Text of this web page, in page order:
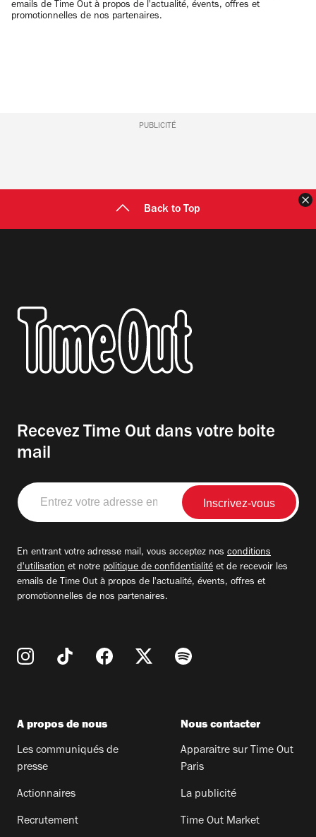
emails de Time Out à propos de l'actualité, évents, offres et
promotionnelles de nos partenaires.
PUBLICITÉ
Back to Top
Recevez Time Out dans votre boite
mail
Entrez
votre
adresse
En entrant votre adresse mail, vous acceptez nos conditions
d'utilisation et notre politique de confidentialité et de recevoir les
emails de Time Out à propos de l'actualité, évents, offres et
promotionnelles de nos partenaires.
A propos de nous
Les communiqués de
presse
Actionnaires
Recrutement
Nous contacter
Apparaitre sur Time Out
Paris
La publicité
Time Out Market